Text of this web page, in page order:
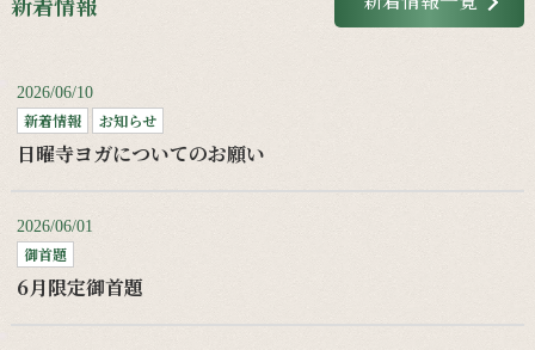
2026/06/10
新着情報 お知らせ
日曜寺ヨガについてのお願い
2026/06/01
御首題
6月限定御首題